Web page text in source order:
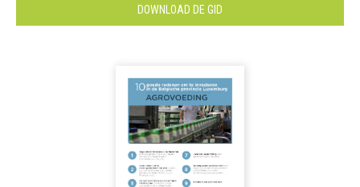
DOWNLOAD DE GID